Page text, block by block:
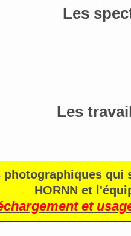
Les
Les
photographiques
HORNN et
et